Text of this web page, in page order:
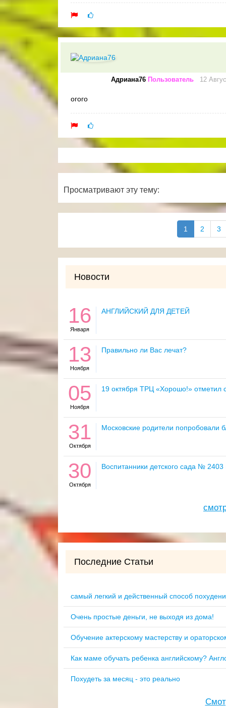
Адриана76 Пользователь 12
огого
Просматривают эту тему:
1 2 3
Новости
16
Января
АНГЛИЙСКИЙ ДЛЯ ДЕТЕЙ
13
Ноября
Правильно ли Вас лечат?
05
Ноября
19 октября ТРЦ «Хорошо!» отметил
31
Октября
Московские родители попробовали
30
Октября
Воспитанники детского сада № 2403
Последние Статьи
самый легкий и действенный способ
Очень простые деньги, не выходя из дома!
Обучение актерскому мастерству и
Как маме обучать ребенка английскому?
Похудеть за месяц - это реально